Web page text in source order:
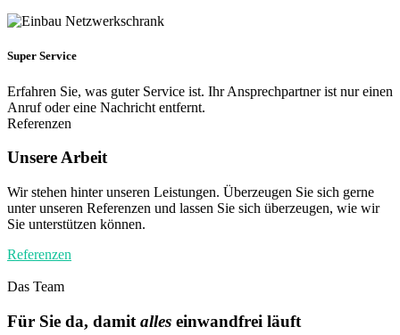
Super Service
Erfahren Sie, was guter Service ist. Ihr Ansprechpartner ist nur einen
Anruf oder eine Nachricht entfernt.
Referenzen
Unsere Arbeit
Wir stehen hinter unseren Leistungen. Überzeugen Sie sich gerne
unter unseren Referenzen und lassen Sie sich überzeugen, wie wir
Sie unterstützen können.
Referenzen
Das Team
Für Sie da, damit alles einwandfrei läuft